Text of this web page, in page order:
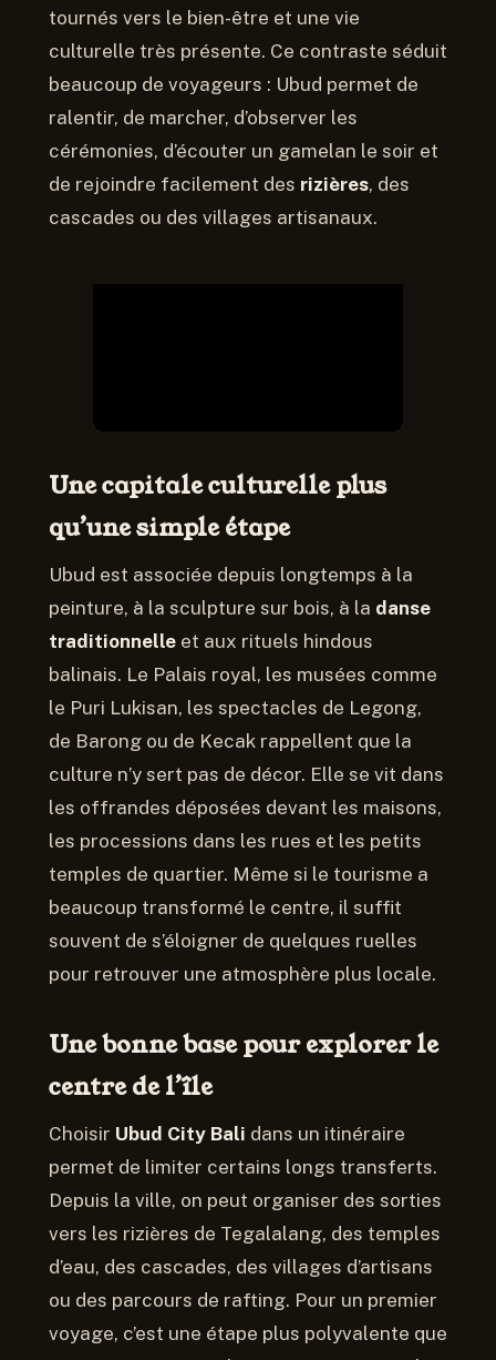
tournés vers le bien-être et une vie
culturelle très présente. Ce contraste séduit
beaucoup de voyageurs : Ubud permet de
ralentir, de marcher, d’observer les
cérémonies, d’écouter un gamelan le soir et
de rejoindre facilement des rizières, des
cascades ou des villages artisanaux.
Une capitale culturelle plus
qu’une simple étape
Ubud est associée depuis longtemps à la
peinture, à la sculpture sur bois, à la danse
traditionnelle et aux rituels hindous
balinais. Le Palais royal, les musées comme
le Puri Lukisan, les spectacles de Legong,
de Barong ou de Kecak rappellent que la
culture n’y sert pas de décor. Elle se vit dans
les offrandes déposées devant les maisons,
les processions dans les rues et les petits
temples de quartier. Même si le tourisme a
beaucoup transformé le centre, il suffit
souvent de s’éloigner de quelques ruelles
pour retrouver une atmosphère plus locale.
Une bonne base pour explorer le
centre de l’île
Choisir Ubud City Bali dans un itinéraire
permet de limiter certains longs transferts.
Depuis la ville, on peut organiser des sorties
vers les rizières de Tegalalang, des temples
d’eau, des cascades, des villages d’artisans
ou des parcours de rafting. Pour un premier
voyage, c’est une étape plus polyvalente que